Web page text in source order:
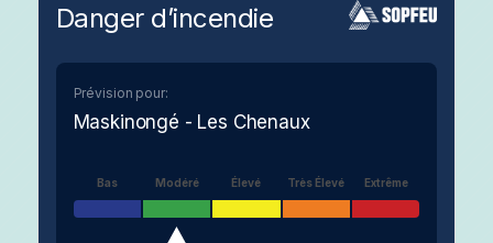
Danger d’incendie
Prévision pour:
Maskinongé - Les Chenaux
Bas Modéré Élevé Très Élevé Extrême